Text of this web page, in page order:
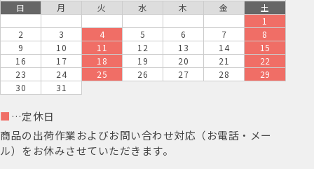
日 月 火 水 木 金
土
1
2
3 4 5 6 7
8
9
10 11 12 13 14
15
16
17 18 19 20 21
22
23
24 25 26 27 28
29
30
31
■ …定休日
商品の出荷作業およびお問い合わせ対応（お電話・メー
ル）をお休みさせていただきます。